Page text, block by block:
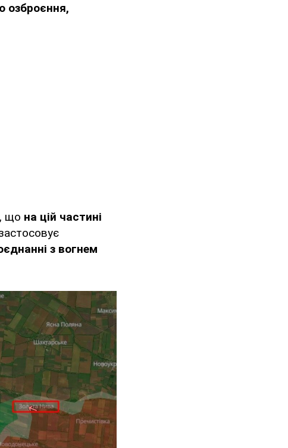
озброєння,
що на цій частині
з вогнем